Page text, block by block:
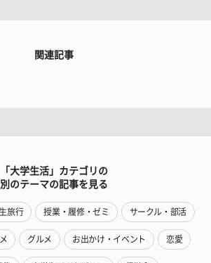
関連記事
「大学生活」カテゴリの
別のテーマの記事を見る
旅行 授業・履修・ゼミ サークル・部活
グルメ お出かけ・イベント 恋愛